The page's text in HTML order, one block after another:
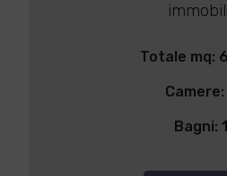
Totale mq:
Camere:
Bagni: 1